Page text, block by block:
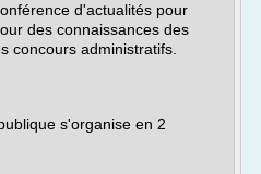
d'actualités pour
des connaissances des
concours administratifs.
s'organise en 2